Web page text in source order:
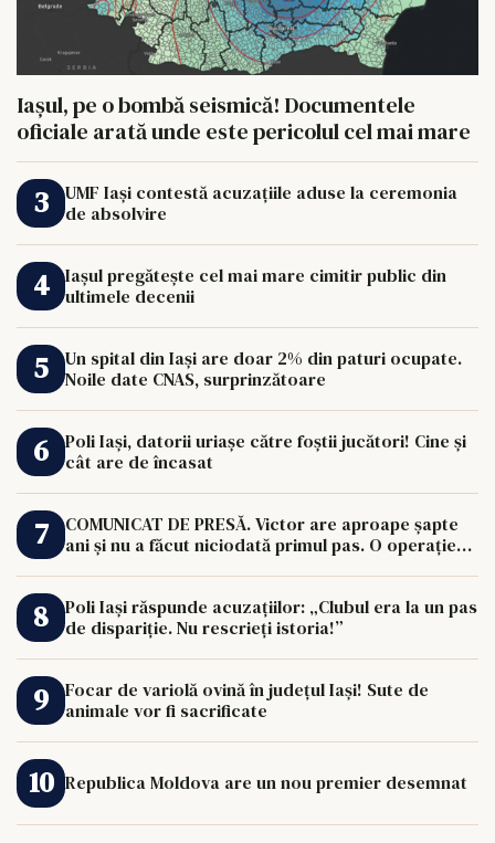
Iașul, pe o bombă seismică! Documentele
oficiale arată unde este pericolul cel mai mare
UMF Iași contestă acuzațiile aduse la ceremonia
de absolvire
Iașul pregătește cel mai mare cimitir public din
ultimele decenii
Un spital din Iași are doar 2% din paturi ocupate.
Noile date CNAS, surprinzătoare
Poli Iași, datorii uriașe către foștii jucători! Cine și
cât are de încasat
COMUNICAT DE PRESĂ. Victor are aproape șapte
ani și nu a făcut niciodată primul pas. O operație
Poli Iași răspunde acuzațiilor: „Clubul era la un pas
de dispariție. Nu rescrieți istoria!”
Focar de variolă ovină în județul Iași! Sute de
animale vor fi sacrificate
Republica Moldova are un nou premier desemnat